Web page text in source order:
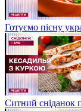
Готуємо пісну
Ситний сніданок